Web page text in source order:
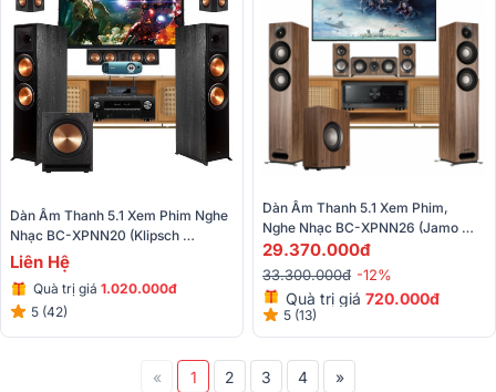
Dàn Âm Thanh 5.1 Xem Phim Nghe
Nhạc BC-XPNN20 (Klipsch
8000F+Denon AVR
X3700H+BenQ TK800M...)
Liên Hệ
Quà trị giá 1.020.000đ
5 (42)
Dàn Âm Thanh 5.1 Xem Phim,
Nghe Nhạc BC-XPNN26 (Jamo
S807 HCS+ Jamo S808+ Yamaha
RX-V4A)
29.370.000đ
33.300.000đ -12%
Quà trị giá 720.000đ
5 (13)
« 1 2 3 4 »